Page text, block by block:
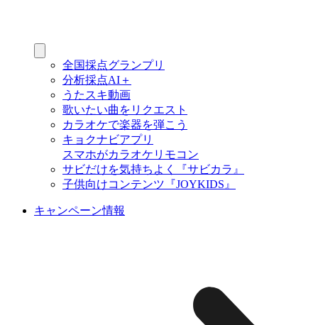
全国採点グランプリ
分析採点AI＋
うたスキ動画
歌いたい曲をリクエスト
カラオケで楽器を弾こう
キョクナビアプリ
スマホがカラオケリモコン
サビだけを気持ちよく『サビカラ』
子供向けコンテンツ『JOYKIDS』
キャンペーン情報